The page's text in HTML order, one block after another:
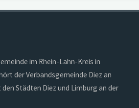
im Rhein-Lahn-Kreis in
der Verbandsgemeinde Diez an
Städten Diez und Limburg an der